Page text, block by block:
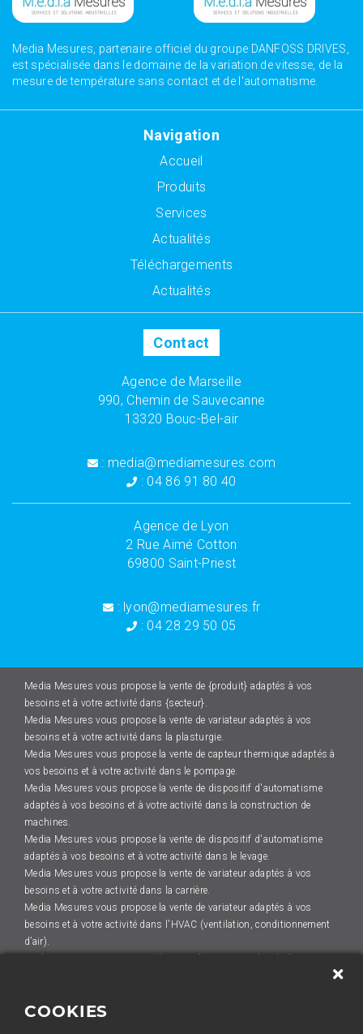
Media Mesures, partenaire officiel du groupe DANFOSS DRIVES,
est spécialisée dans le domaine de la variation de vitesse, de la
mesure de température sans contact et de l'automatisme.
Navigation
Accueil
Produits
Services
Actualités
Téléchargements
Actualités
Contact
Agence de Marseille
990, Chemin de Sauvecanne
13320 Bouc-Bel-air
: media@mediamesures.com
: 04 86 91 80 40
Agence de Lyon
2 Rue Aimé Cotton
69800 Saint-Priest
: lyon@mediamesures.fr
: 04 28 29 50 05
Media Mesures vous propose la vente de {produit} adaptés à vos
besoins et à votre activité dans {secteur}.
Media Mesures vous propose la vente de variateur adaptés à vos
besoins et à votre activité dans la plasturgie.
Media Mesures vous propose la vente de capteur thermique adaptés à
vos besoins et à votre activité dans le pompage.
Media Mesures vous propose la vente de dispositif d'automatisme
adaptés à vos besoins et à votre activité dans la construction de
machines.
Media Mesures vous propose la vente de dispositif d'automatisme
adaptés à vos besoins et à votre activité dans le levage.
Media Mesures vous propose la vente de variateur adaptés à vos
besoins et à votre activité dans la carrière.
Media Mesures vous propose la vente de variateur adaptés à vos
besoins et à votre activité dans l'HVAC (ventilation, conditionnement
d’air).
vos besoins et à votre activité dans la sidérurgie.
COOKIES